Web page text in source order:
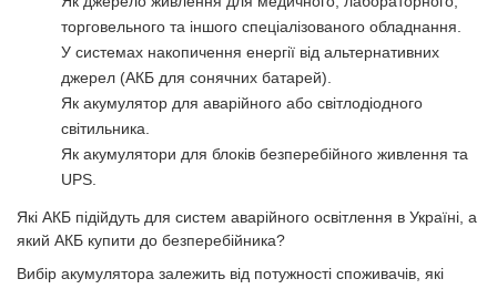
торговельного та іншого спеціалізованого обладнання.
У системах накопичення енергії від альтернативних
джерел (АКБ для сонячних батарей).
Як акумулятор для аварійного або світлодіодного
світильника.
Як акумулятори для блоків безперебійного живлення та
UPS.
Які АКБ підійдуть для систем аварійного освітлення в Україні, а
який АКБ купити до безперебійника?
Вибір акумулятора залежить від потужності споживачів, які